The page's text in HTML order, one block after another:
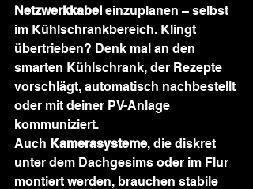
Netzwerkkabel einzuplanen – selbst
im Kühlschrankbereich. Klingt
übertrieben? Denk mal an den
smarten Kühlschrank, der Rezepte
vorschlägt, automatisch nachbestellt
oder mit deiner PV-Anlage
kommuniziert.
Auch Kamerasysteme, die diskret
unter dem Dachgesims oder im Flur
montiert werden, brauchen stabile